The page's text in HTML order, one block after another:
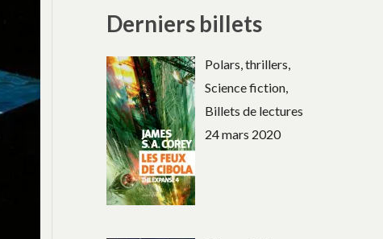
Derniers billets
Polars, thrillers,
Science fiction,
Billets de lectures
24 mars 2020